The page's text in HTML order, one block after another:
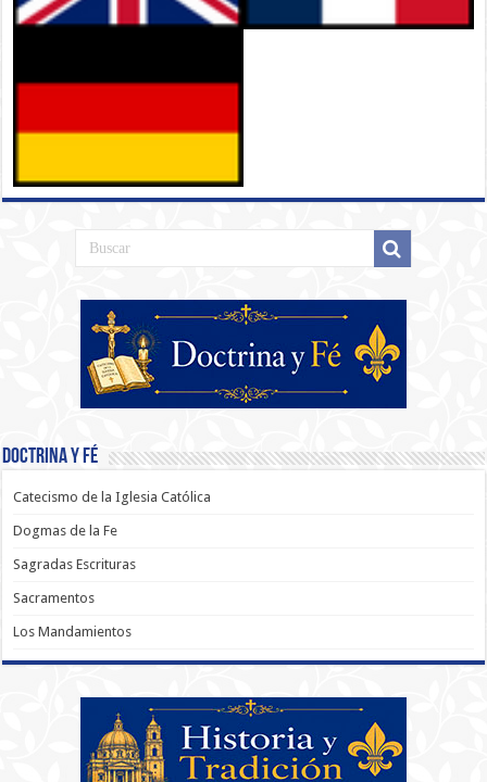
Doctrina y Fé
Catecismo de la Iglesia Católica
Dogmas de la Fe
Sagradas Escrituras
Sacramentos
Los Mandamientos